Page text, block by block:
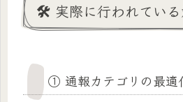
🛠 実際に行われてい
① 通報カテゴリの最適